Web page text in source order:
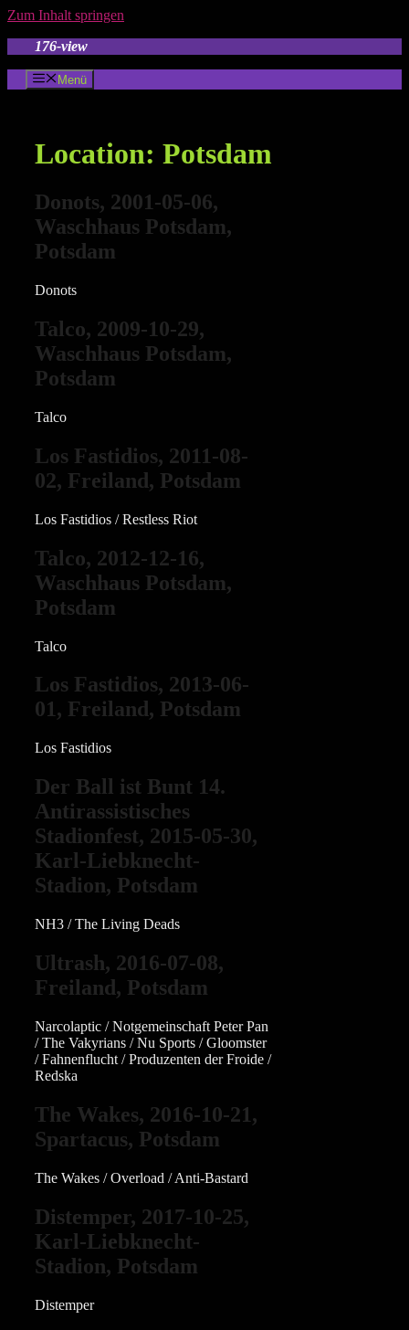
Zum Inhalt springen
176-view
Menü
Location: Potsdam
Donots, 2001-05-06,
Waschhaus Potsdam,
Potsdam
Donots
Talco, 2009-10-29,
Waschhaus Potsdam,
Potsdam
Talco
Los Fastidios, 2011-08-
02, Freiland, Potsdam
Los Fastidios / Restless Riot
Talco, 2012-12-16,
Waschhaus Potsdam,
Potsdam
Talco
Los Fastidios, 2013-06-
01, Freiland, Potsdam
Los Fastidios
Der Ball ist Bunt 14.
Antirassistisches
Stadionfest, 2015-05-30,
Karl-Liebknecht-
Stadion, Potsdam
NH3 / The Living Deads
Ultrash, 2016-07-08,
Freiland, Potsdam
Narcolaptic / Notgemeinschaft Peter Pan
/ The Vakyrians / Nu Sports / Gloomster
/ Fahnenflucht / Produzenten der Froide /
Redska
The Wakes, 2016-10-21,
Spartacus, Potsdam
The Wakes / Overload / Anti-Bastard
Distemper, 2017-10-25,
Karl-Liebknecht-
Stadion, Potsdam
Distemper